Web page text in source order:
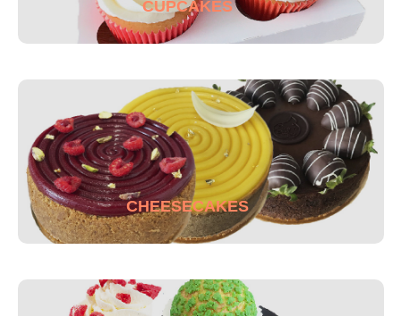
CUPCAKES
CHEESECAKES